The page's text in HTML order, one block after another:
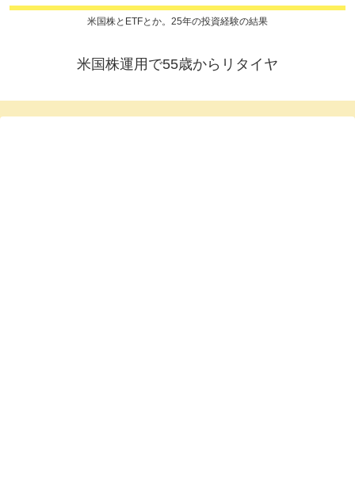
米国株とETFとか。25年の投資経験の結果
米国株運用で55歳からリタイヤ